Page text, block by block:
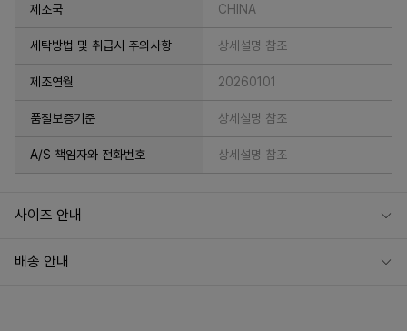
제조국 CHINA
세탁방법 및 취급시 주의사항 상세설명 참조
제조연월 20260101
품질보증기준 상세설명 참조
A/S 책임자와 전화번호 상세설명 참조
사이즈 안내
배송 안내